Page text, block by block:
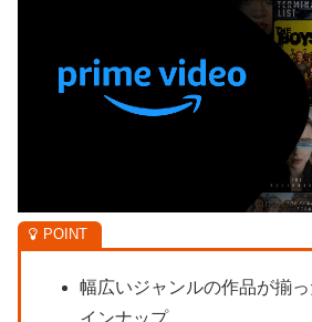
幅広いジャンルの作品が揃
インナップ